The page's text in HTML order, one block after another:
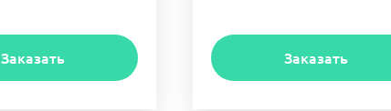
Заказать Заказать